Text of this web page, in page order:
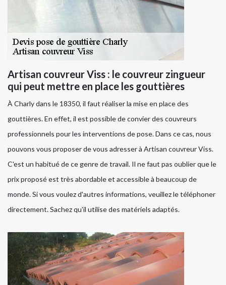
Artisan couvreur Viss : le couvreur zingueur
qui peut mettre en place les gouttières
À Charly dans le 18350, il faut réaliser la mise en place des
gouttières. En effet, il est possible de convier des couvreurs
professionnels pour les interventions de pose. Dans ce cas, nous
pouvons vous proposer de vous adresser à Artisan couvreur Viss.
C'est un habitué de ce genre de travail. Il ne faut pas oublier que le
prix proposé est très abordable et accessible à beaucoup de
monde. Si vous voulez d'autres informations, veuillez le téléphoner
directement. Sachez qu'il utilise des matériels adaptés.